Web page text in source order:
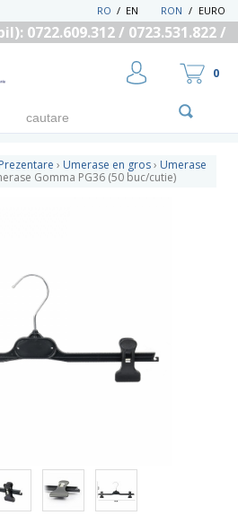
RON / EURO
EN
/
RO
0722.609.312 / 0723.531.822 /
0
Prezentare › Umerase en gros› Umerase
Gomma PG36 (50 buc/cutie)